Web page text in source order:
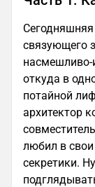
Сегодняшняя
связующего
насмешливо-
откуда в
потайной
архитектор
любил в
секретики.